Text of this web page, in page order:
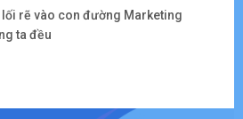
lối rẽ vào con đường Marketing
ta đều